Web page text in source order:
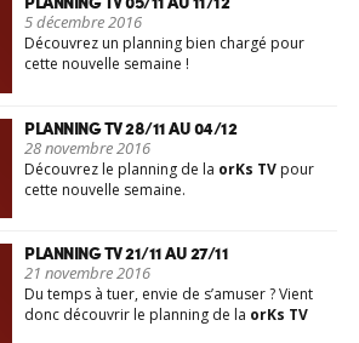
5 décembre 2016
Découvrez un planning bien chargé pour
cette nouvelle semaine !
PLANNING TV 28/11 AU 04/12
28 novembre 2016
Découvrez le planning de la orKs TV pour
cette nouvelle semaine.
PLANNING TV 21/11 AU 27/11
21 novembre 2016
Du temps à tuer, envie de s’amuser ? Vient
donc découvrir le planning de la orKs TV